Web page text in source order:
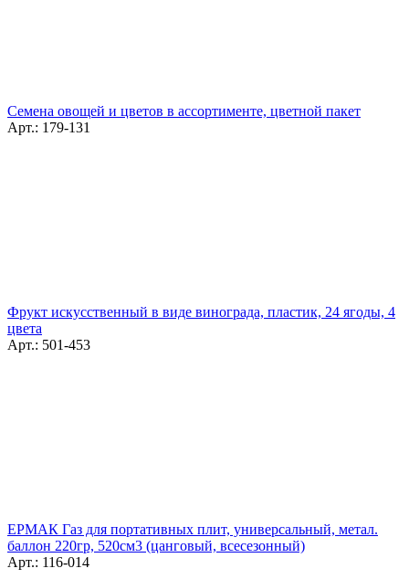
Семена овощей и цветов в ассортименте, цветной пакет
Арт.: 179-131
Фрукт искусственный в виде винограда, пластик, 24 ягоды, 4
цвета
Арт.: 501-453
ЕРМАК Газ для портативных плит, универсальный, метал.
баллон 220гр, 520см3 (цанговый, всесезонный)
Арт.: 116-014